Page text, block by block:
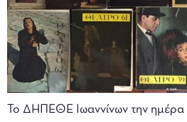
Το ΔΗΠΕΘΕ Ιωαννίνων την ημέρα